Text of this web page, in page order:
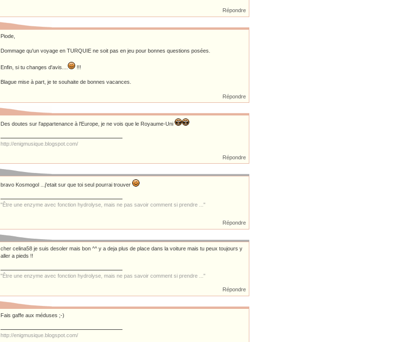
Répondre
Piode,
Dommage qu'un voyage en TURQUIE ne soit pas en jeu pour bonnes questions posées.
Enfin, si tu changes d'avis.... !!!
Blague mise à part, je te souhaite de bonnes vacances.
Répondre
Des doutes sur l'appartenance à l'Europe, je ne vois que le Royaume-Uni
http://enigmusique.blogspot.com/
Répondre
bravo Kosmogol ...j'etait sur que toi seul pourrai trouver
"Être une enzyme avec fonction hydrolyse, mais ne pas savoir comment si prendre ..."
Répondre
cher celina58 je suis desoler mais bon ^^ y a deja plus de place dans la voiture mais tu peux toujours y
aller a pieds !!
"Être une enzyme avec fonction hydrolyse, mais ne pas savoir comment si prendre ..."
Répondre
Fais gaffe aux méduses ;-)
http://enigmusique.blogspot.com/